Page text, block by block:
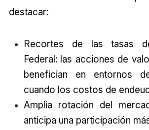
destacar:
Recortes de las tasas
Federal: las acciones de
benefician en entornos
cuando los costos de
Amplia rotación del
anticipa una participación